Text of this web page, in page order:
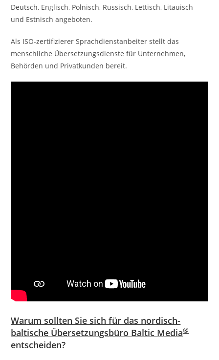
Deutsch, Englisch, Polnisch, Russisch, Lettisch, Litauisch
und Estnisch angeboten.
Als ISO-zertifizierer Sprachdienstanbeiter stellt das
menschliche Übersetzungsdienste für Unternehmen,
Behörden und Privatkunden bereit.
Warum sollten Sie sich für das nordisch-
baltische Übersetzungsbüro Baltic Media®
entscheiden?